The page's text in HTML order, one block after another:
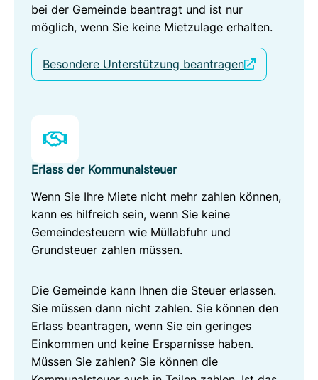
bei der Gemeinde beantragt und ist nur
möglich, wenn Sie keine Mietzulage erhalten.
Besondere Unterstützung beantragen
Erlass der Kommunalsteuer
Wenn Sie Ihre Miete nicht mehr zahlen können,
kann es hilfreich sein, wenn Sie keine
Gemeindesteuern wie Müllabfuhr und
Grundsteuer zahlen müssen.
Die Gemeinde kann Ihnen die Steuer erlassen.
Sie müssen dann nicht zahlen. Sie können den
Erlass beantragen, wenn Sie ein geringes
Einkommen und keine Ersparnisse haben.
Müssen Sie zahlen? Sie können die